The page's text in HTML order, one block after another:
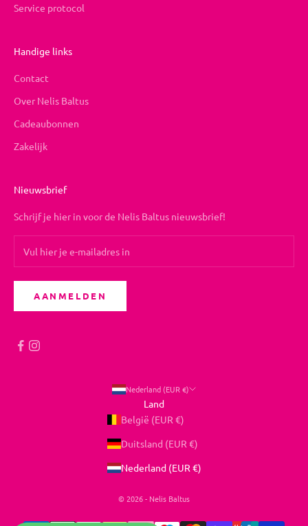
Service protocol
Handige links
Contact
Over Nelis Baltus
Cadeaubonnen
Zakelijk
Nieuwsbrief
Schrijf je hier in voor de Nelis Baltus nieuwsbrief!
AANMELDEN
Nederland (EUR €)
Land
België (EUR €)
Duitsland (EUR €)
Nederland (EUR €)
© 2026 - Nelis Baltus